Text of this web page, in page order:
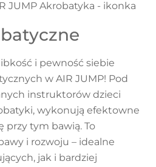
i pewność siebie
w AIR JUMP! Pod
instruktorów dzieci
wykonują efektowne
przy tym bawią. To
i rozwoju – idealne
jak i bardziej